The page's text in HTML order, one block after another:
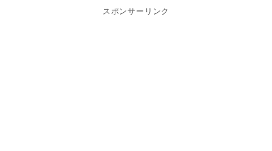
スポンサーリンク